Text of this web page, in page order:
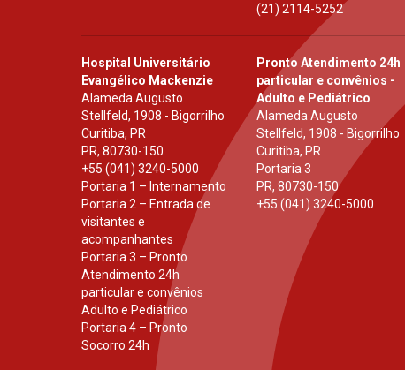
(21) 2114-5252
Hospital Universitário
Evangélico Mackenzie
Alameda Augusto
Stellfeld, 1908 - Bigorrilho
Curitiba, PR
PR, 80730-150
+55 (041) 3240-5000
Portaria 1 – Internamento
Portaria 2 – Entrada de
visitantes e
acompanhantes
Portaria 3 – Pronto
Atendimento 24h
particular e convênios
Adulto e Pediátrico
Portaria 4 – Pronto
Socorro 24h
Pronto Atendimento 24h
particular e convênios -
Adulto e Pediátrico
Alameda Augusto
Stellfeld, 1908 - Bigorrilho
Curitiba, PR
Portaria 3
PR,80730-150
+55 (041) 3240-5000